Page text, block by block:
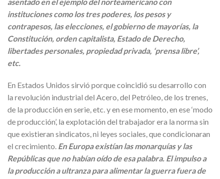
instituciones como los tres poderes, los pesos y
contrapesos, las elecciones, el gobierno de mayorías, la
Constitución, orden capitalista, Estado de Derecho,
libertades personales, propiedad privada, ‘prensa libre’,
etc.
En Estados Unidos sirvió porque coincidió su desarrollo con
la revolución industrial del Acero, del Petróleo, de los trenes,
de la producción en serie, etc. y en ese momento, en ese ‘modo
de producción’, la explotación del trabajador era la norma sin
que existieran sindicatos, ni leyes sociales, que condicionaran
el crecimiento. En Europa existían las monarquías y las
Repúblicas que no habían oído de esa palabra. El impulso a
la producción a ultranza para alimentar la guerra fuera de